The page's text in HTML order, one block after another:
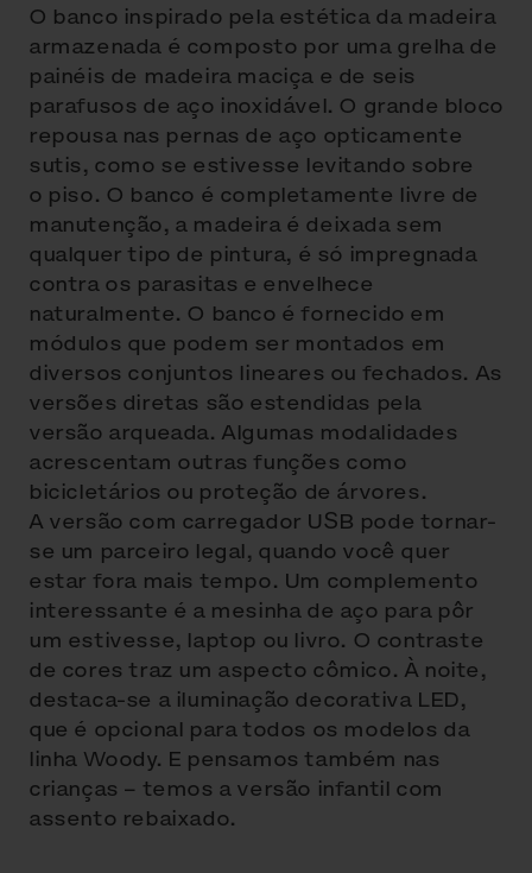
O banco inspirado pela estética da madeira
armazenada é composto por uma grelha de
painéis de madeira maciça e de seis
parafusos de aço inoxidável. O grande bloco
repousa nas pernas de aço opticamente
sutis, como se estivesse levitando sobre
o piso. O banco é completamente livre de
manutenção, a madeira é deixada sem
qualquer tipo de pintura, é só impregnada
contra os parasitas e envelhece
naturalmente. O banco é fornecido em
módulos que podem ser montados em
diversos conjuntos lineares ou fechados. As
versões diretas são estendidas pela
versão arqueada. Algumas modalidades
acrescentam outras funções como
bicicletários ou proteção de árvores.
A versão com carregador USB pode tornar-
se um parceiro legal, quando você quer
estar fora mais tempo. Um complemento
interessante é a mesinha de aço para pôr
um estivesse, laptop ou livro. O contraste
de cores traz um aspecto cômico. À noite,
destaca-se a iluminação decorativa LED,
que é opcional para todos os modelos da
linha Woody. E pensamos também nas
crianças – temos a versão infantil com
assento rebaixado.